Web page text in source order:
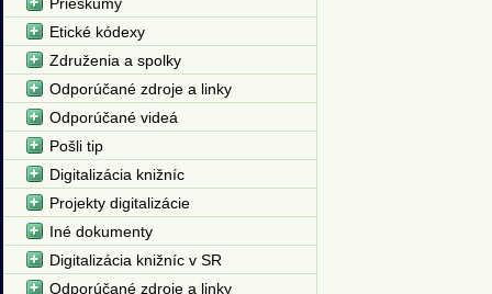
Etické kódexy
Združenia a spolky
Odporúčané zdroje a linky
Odporúčané videá
Pošli tip
Digitalizácia knižníc
Projekty digitalizácie
Iné dokumenty
Digitalizácia knižníc v SR
Odporúčané zdroje a linky